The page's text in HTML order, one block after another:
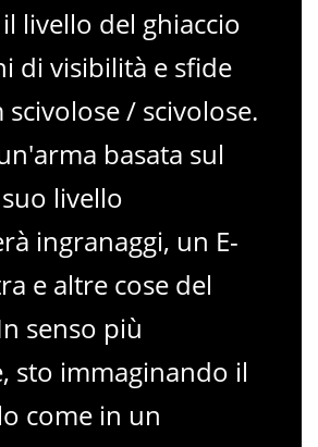
livello del ghiaccio
di visibilità e sfide
/ scivolose.
basata sul
livello
ingranaggi, un E-
e altre cose del
senso più
sto immaginando il
come in un